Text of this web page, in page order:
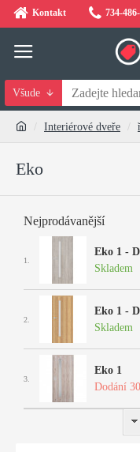
Kontakt 734-
Všude
Interiérové dveře
Eko
Nejprodávanější
1.
Eko 1 -
Skladem
2.
Eko 1 -
Skladem
3.
Eko 1
Dodání